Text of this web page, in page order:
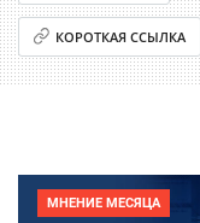
КОРОТКАЯ ССЫЛКА
МНЕНИЕ МЕСЯЦА